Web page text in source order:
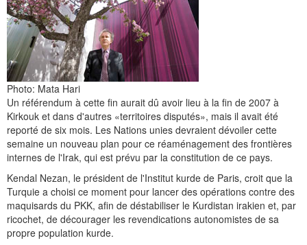
Photo: Mata Hari
Un référendum à cette fin aurait dû avoir lieu à la fin de 2007 à
Kirkouk et dans d'autres «territoires disputés», mais il avait été
reporté de six mois. Les Nations unies devraient dévoiler cette
semaine un nouveau plan pour ce réaménagement des frontières
internes de l'Irak, qui est prévu par la constitution de ce pays.
Kendal Nezan, le président de l'Institut kurde de Paris, croit que la
Turquie a choisi ce moment pour lancer des opérations contre des
maquisards du PKK, afin de déstabiliser le Kurdistan irakien et, par
ricochet, de décourager les revendications autonomistes de sa
propre population kurde.